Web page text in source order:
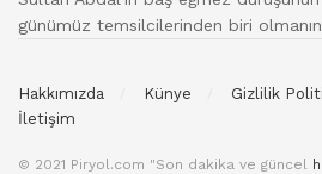
günümüz temsilcilerinden biri olmanın
Hakkımızda Künye Gizlilik
İletişim
© 2021 Piryol.com "Son dakika ve güncel